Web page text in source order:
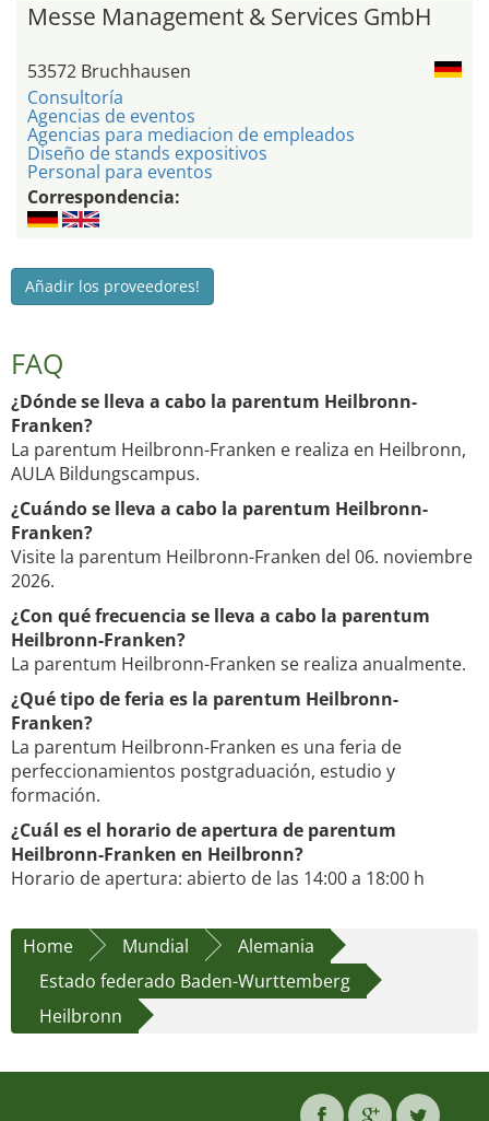
Messe Management & Services GmbH
53572 Bruchhausen
Consultoría
Agencias de eventos
Agencias para mediacion de empleados
Diseño de stands expositivos
Personal para eventos
Correspondencia:
Añadir los proveedores!
FAQ
¿Dónde se lleva a cabo la parentum Heilbronn-
Franken?
La parentum Heilbronn-Franken e realiza en Heilbronn,
AULA Bildungscampus.
¿Cuándo se lleva a cabo la parentum Heilbronn-
Franken?
Visite la parentum Heilbronn-Franken del 06. noviembre
2026.
¿Con qué frecuencia se lleva a cabo la parentum
Heilbronn-Franken?
La parentum Heilbronn-Franken se realiza anualmente.
¿Qué tipo de feria es la parentum Heilbronn-
Franken?
La parentum Heilbronn-Franken es una feria de
perfeccionamientos postgraduación, estudio y
formación.
¿Cuál es el horario de apertura de parentum
Heilbronn-Franken en Heilbronn?
Horario de apertura: abierto de las 14:00 a 18:00 h
Home Mundial
Alemania
Estado federado Baden-Wurttemberg
Heilbronn